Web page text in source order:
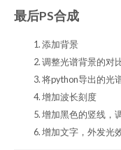
最后PS合成
添加背景
调整光谱背景的对
将python导出的光
增加波长刻度
增加黑色的竖线，
增加文字，外发光